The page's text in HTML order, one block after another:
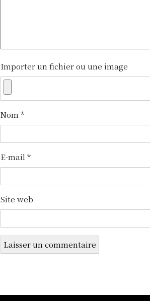
o
n
d
e
l
’
a
r
t
i
c
Importer un fichier ou une image
Nom *
E-mail *
Site web